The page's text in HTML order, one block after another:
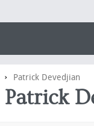
› Patrick Devedjian
Patrick